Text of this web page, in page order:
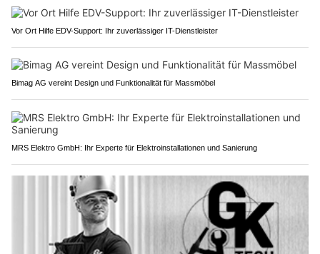
Vor Ort Hilfe EDV-Support: Ihr zuverlässiger IT-Dienstleister
Bimag AG vereint Design und Funktionalität für Massmöbel
MRS Elektro GmbH: Ihr Experte für Elektroinstallationen und Sanierung